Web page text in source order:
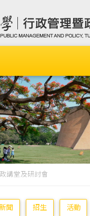
講堂及研討會
聞 招生 活動